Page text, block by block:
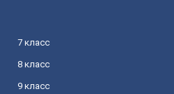
7 класс
8 класс
9 класс